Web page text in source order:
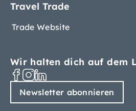
Travel Trade
Trade Website
Wir halten dich auf dem
Newsletter abonnieren